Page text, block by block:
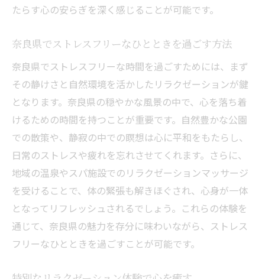
日常の疲れを奈良県で解消するリラクゼー
リラクゼーションが日常生活に与えるポジ
ティブな影響
歴史と自然に包まれた奈良県でリラクゼーショ
ンを楽しむ秘訣
奈良県の歴史的背景に癒されるリラクゼー
ション
自然と調和したリラクゼーションの楽しみ
方
歴史的な風景の中で感じるリラクゼーショ
ンの魅力
歴史と自然が融合したリラクゼーションの
たらす心の安らぎを深く感じることが可能です。
奈良県でストレスフリーなひとときを過ごす方法
奈良県でストレスフリーな時間を過ごすためには、まず
その静けさと自然環境を活かしたリラクゼーションが鍵
となります。奈良県の穏やかな風景の中で、心を落ち着
けるための時間を持つことが重要です。自然豊かな公園
での散策や、静寂の中での瞑想は心に平和をもたらし、
日常のストレスや疲れを忘れさせてくれます。さらに、
地域の温泉やスパ施設でのリラクゼーションマッサージ
を受けることで、体の緊張も解きほぐされ、心身が一体
となってリフレッシュされるでしょう。これらの体験を
通じて、奈良県の魅力を存分に味わいながら、ストレス
フリーなひとときを過ごすことが可能です。